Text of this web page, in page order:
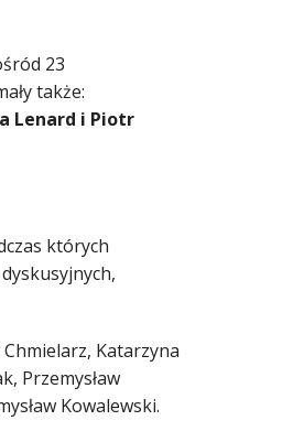
23
także:
Lenard i Piotr
których
Katarzyna
Przemysław
Kowalewski.